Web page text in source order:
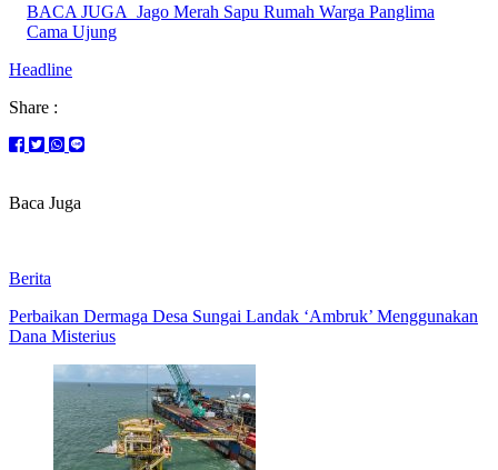
BACA JUGA Jago Merah Sapu Rumah Warga Panglima
Cama Ujung
Headline
Share :
Baca Juga
Berita
Perbaikan Dermaga Desa Sungai Landak ‘Ambruk’ Menggunakan
Dana Misterius